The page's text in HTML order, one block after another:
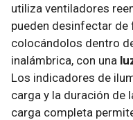
utiliza ventiladores
pueden desinfectar
colocándolos dentro
inalámbrica, con una
Los indicadores de
carga y la duración de
carga completa